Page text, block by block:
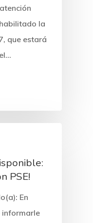
la
que estará
PSE!
En
informarle